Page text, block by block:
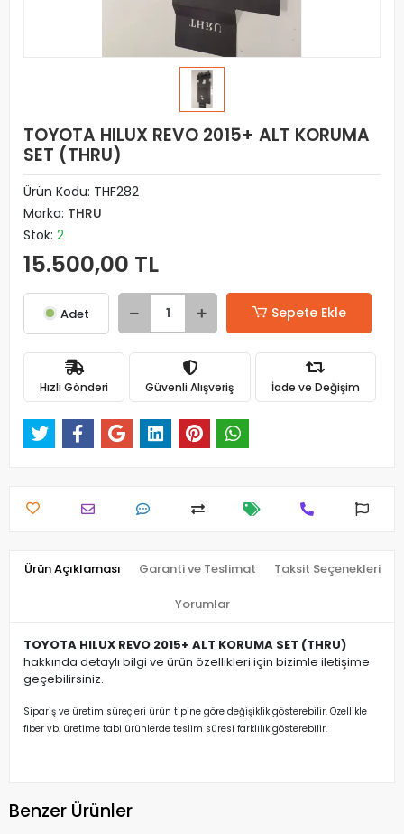
TOYOTA HILUX REVO 2015+ ALT KORUMA
SET (THRU)
Ürün Kodu: THF282
Marka: THRU
Stok: 2
15.500,00 TL
Adet Sepete Ekle
Hızlı Gönderi Güvenli Alışveriş İade ve Değişim
Ürün Açıklaması Garanti ve Teslimat Taksit Seçenekleri
Yorumlar
TOYOTA HILUX REVO 2015+ ALT KORUMA SET (THRU)
hakkında detaylı bilgi ve ürün özellikleri için bizimle iletişime
geçebilirsiniz.
Sipariş ve üretim süreçleri ürün tipine göre değişiklik gösterebilir. Özellikle
fiber vb. üretime tabi ürünlerde teslim süresi farklılık gösterebilir.
Benzer Ürünler